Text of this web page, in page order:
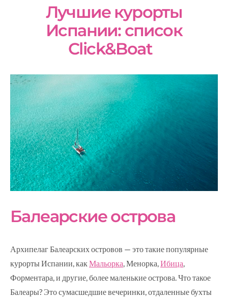
Лучшие курорты
Испании: список
Click&Boat
Балеарские острова
Архипелаг Балеарских островов — это такие популярные
курорты Испании, какМальорка, Менорка,Ибица,
Форментара, и другие, более маленькие острова. Что такое
Балеары? Это сумасшедшие вечеринки, отдаленные бухты